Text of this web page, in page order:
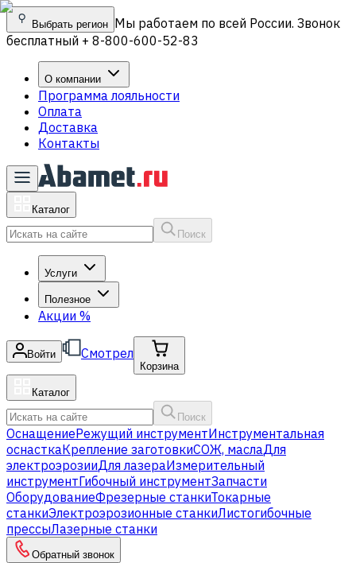
Выбрать регион Мы работаем по всей России. Звонок
бесплатный + 8-800-600-52-83
О компании
Программа лояльности
Оплата
Доставка
Контакты
Каталог
Поиск
Услуги
Полезное
Акции %
Войти Смотрел
Корзина
Каталог
Поиск
ОснащениеРежущий инструментИнструментальная
оснасткаКрепление заготовкиСОЖ, маслаДля
электроэрозииДля лазераИзмерительный
инструментГибочный инструментЗапчасти
ОборудованиеФрезерные станкиТокарные
станкиЭлектроэрозионные станкиЛистогибочные
прессыЛазерные станки
Обратный звонок